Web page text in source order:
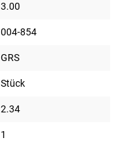
3.00
004-854
GRS
Stück
2.34
1